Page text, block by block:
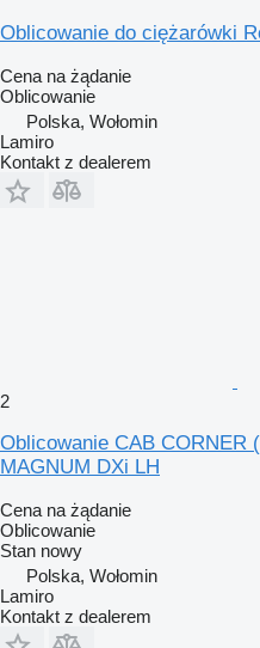
Oblicowanie do ciężarówki
Cena na żądanie
Oblicowanie
Polska, Wołomin
Lamiro
Kontakt z dealerem
2
Oblicowanie CAB CORNER
MAGNUM DXi LH
Cena na żądanie
Oblicowanie
Stan nowy
Polska, Wołomin
Lamiro
Kontakt z dealerem